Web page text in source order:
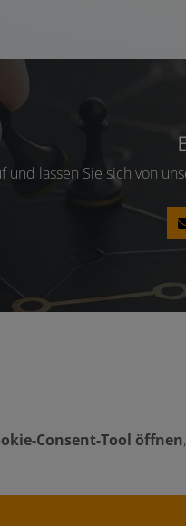
und lassen Sie sich von
Consent-Tool öffnen